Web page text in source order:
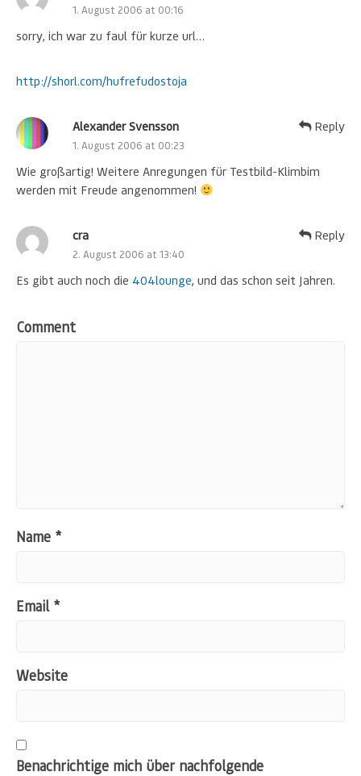
1. August 2006 at 00:16
sorry, ich war zu faul für kurze url…
http://shorl.com/hufrefudostoja
Alexander Svensson
1. August 2006 at 00:23
Wie großartig! Weitere Anregungen für Testbild-Klimbim
werden mit Freude angenommen!
Reply
cra
2. August 2006 at 13:40
Es gibt auch noch die 404lounge, und das schon seit Jahren.
Reply
Comment
Name *
Email *
Website
Benachrichtige mich über nachfolgende